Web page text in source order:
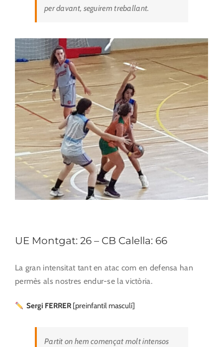
per davant, seguirem treballant.
UE Montgat: 26 – CB Calella: 66
La gran intensitat tant en atac com en defensa han
permès als nostres endur-se la victòria.
Sergi FERRER [preinfantil masculí]
Partit on hem començat molt intensos